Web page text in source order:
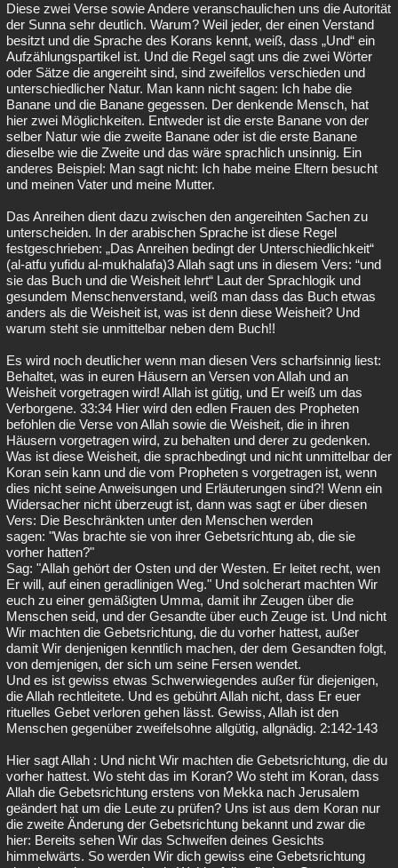
Diese zwei Verse sowie Andere veranschaulichen uns die Autorität
der Sunna sehr deutlich. Warum? Weil jeder, der einen Verstand
besitzt und die Sprache des Korans kennt, weiß, dass „Und“ ein
Aufzählungspartikel ist. Und die Regel sagt uns die zwei Wörter
oder Sätze die angereiht sind, sind zweifellos verschieden und
unterschiedlicher Natur. Man kann nicht sagen: Ich habe die
Banane und die Banane gegessen. Der denkende Mensch, hat
hier zwei Möglichkeiten. Entweder ist die erste Banane von der
selber Natur wie die zweite Banane oder ist die erste Banane
dieselbe wie die Zweite und das wäre sprachlich unsinnig. Ein
anderes Beispiel: Man sagt nicht: Ich habe meine Eltern besucht
und meinen Vater und meine Mutter.
Das Anreihen dient dazu zwischen den angereihten Sachen zu
unterscheiden. In der arabischen Sprache ist diese Regel
festgeschrieben: „Das Anreihen bedingt der Unterschiedlichkeit“
(al-atfu yufidu al-mukhalafa)3 Allah sagt uns in diesem Vers: “und
sie das Buch und die Weisheit lehrt“ Laut der Sprachlogik und
gesundem Menschenverstand, weiß man dass das Buch etwas
anders als die Weisheit ist, was ist denn diese Weisheit? Und
warum steht sie unmittelbar neben dem Buch!!
Es wird noch deutlicher wenn man diesen Vers scharfsinnig liest:
Behaltet, was in euren Häusern an Versen von Allah und an
Weisheit vorgetragen wird! Allah ist gütig, und Er weiß um das
Verborgene. 33:34 Hier wird den edlen Frauen des Propheten
befohlen die Verse von Allah sowie die Weisheit, die in ihren
Häusern vorgetragen wird, zu behalten und derer zu gedenken.
Was ist diese Weisheit, die sprachbedingt und nicht unmittelbar der
Koran sein kann und die vom Propheten s vorgetragen ist, wenn
dies nicht seine Anweisungen und Erläuterungen sind?! Wenn ein
Widersacher nicht überzeugt ist, dann was sagt er über diesen
Vers: Die Beschränkten unter den Menschen werden
sagen: "Was brachte sie von ihrer Gebetsrichtung ab, die sie
vorher hatten?"
Sag: "Allah gehört der Osten und der Westen. Er leitet recht, wen
Er will, auf einen geradlinigen Weg." Und solcherart machten Wir
euch zu einer gemäßigten Umma, damit ihr Zeugen über die
Menschen seid, und der Gesandte über euch Zeuge ist. Und nicht
Wir machten die Gebetsrichtung, die du vorher hattest, außer
damit Wir denjenigen kenntlich machen, der dem Gesandten folgt,
von demjenigen, der sich um seine Fersen wendet.
Und es ist gewiss etwas Schwerwiegendes außer für diejenigen,
die Allah rechtleitete. Und es gebührt Allah nicht, dass Er euer
rituelles Gebet verloren gehen lässt. Gewiss, Allah ist den
Menschen gegenüber zweifelsohne allgütig, allgnädig. 2:142-143
Hier sagt Allah : Und nicht Wir machten die Gebetsrichtung, die du
vorher hattest. Wo steht das im Koran? Wo steht im Koran, dass
Allah die Gebetsrichtung erstens von Mekka nach Jerusalem
geändert hat um die Leute zu prüfen? Uns ist aus dem Koran nur
die zweite Änderung der Gebetsrichtung bekannt und zwar die
hier: Bereits sehen Wir das Schweifen deines Gesichts
himmelwärts. So werden Wir dich gewiss eine Gebetsrichtung